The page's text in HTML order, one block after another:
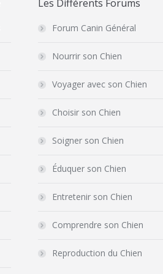
Les Différents Forums
Forum Canin Général
Nourrir son Chien
Voyager avec son Chien
Choisir son Chien
Soigner son Chien
Éduquer son Chien
Entretenir son Chien
Comprendre son Chien
Reproduction du Chien